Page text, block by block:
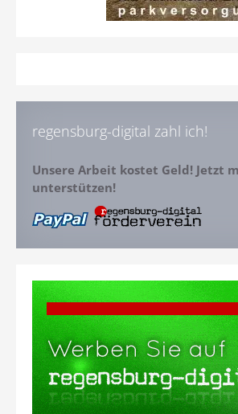
regensburg-digital zahl ich!
Unsere Arbeit kostet Geld! Jetzt
unterstützen!